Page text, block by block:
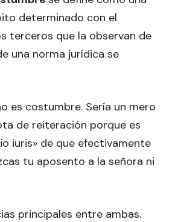
determinado con el
terceros que la observan de
una norma jurídica se
es costumbre. Sería un mero
de reiteración porque es
iuris» de que efectivamente
tu aposento a la señora ni
principales entre ambas.